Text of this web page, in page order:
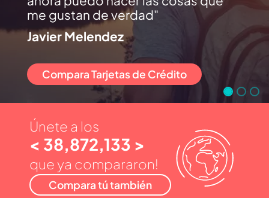
me gustan de verdad
Javier Melendez
Compara Tarjetas de Crédito
Únete a los
< 38,872,133 >
que ya compararon!
Compara tú también